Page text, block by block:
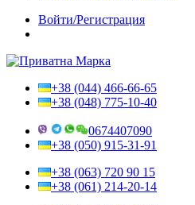
Войти/Регистрация
+38 (044) 466-66-65
+38 (048) 775-10-40
0674407090
+38 (050) 915-31-91
+38 (063) 720 90 15
+38 (061) 214-20-14